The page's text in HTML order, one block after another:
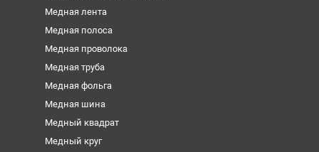
Медная лента
Медная полоса
Медная проволока
Медная труба
Медная фольга
Медная шина
Медный квадрат
Медный круг